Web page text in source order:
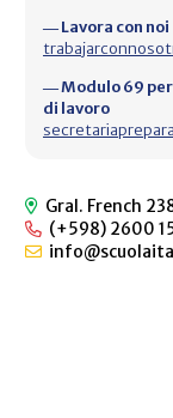
― Lavora con noi
― Modulo 69
di lavoro
Gral. French
(+598) 2600